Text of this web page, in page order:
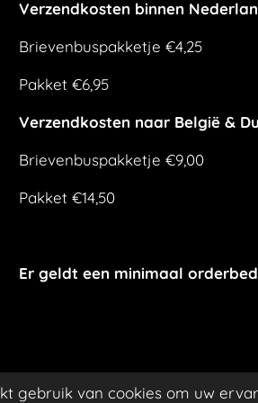
gebruik van cookies om uw
Verzendkosten binnen
Brievenbuspakketje €4,25
Pakket €6,95
Verzendkosten naar België &
Brievenbuspakketje €9,00
Pakket €14,50
Er geldt een minimaal